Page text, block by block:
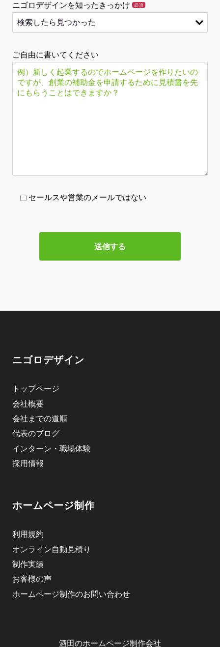
ニゴロデザインを知ったきっかけ 必須
ご自由に書いてください
セールスや営業のメールではない
ニゴロデザイン
トップページ
会社概要
会社までの道順
代表のブログ
インターン・職場体験
採用情報
ホームページ制作
利用規約
オンライン自動見積り
制作実績
お客様の声
ホームページ制作のお問い合わせ
酒田のホームページ制作会社